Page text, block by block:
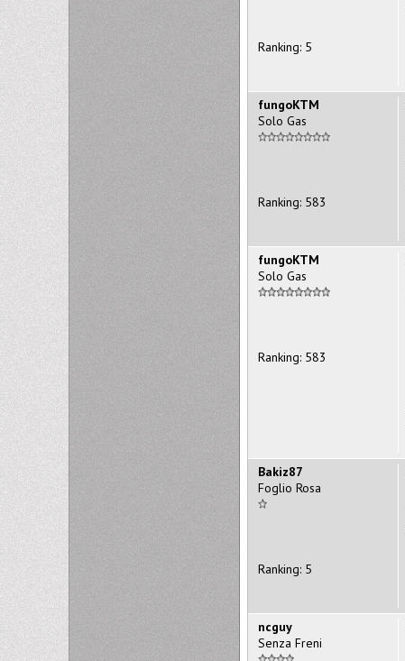
Ranking: 5
fungoKTM
Solo Gas
Ranking: 583
fungoKTM
Solo Gas
Ranking: 583
Bakiz87
Foglio Rosa
Ranking: 5
ncguy
Senza Freni